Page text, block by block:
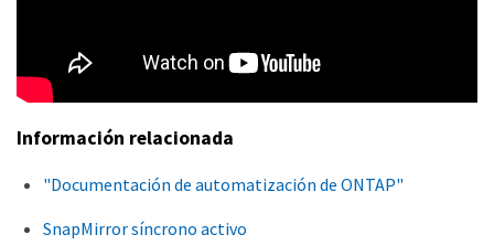
Información relacionada
"Documentación de automatización de ONTAP"
SnapMirror síncrono activo